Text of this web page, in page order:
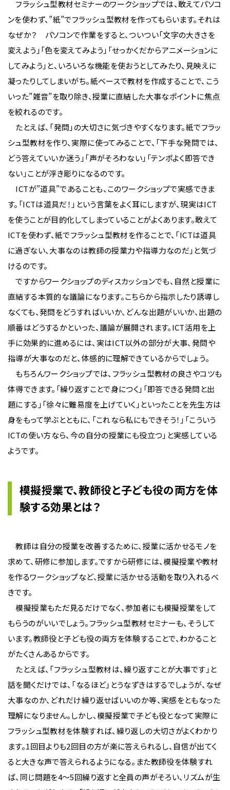
フラッシュ型教材セミナーのワークショップでは、敢えてパソコ
ンを使わず、”紙”でフラッシュ型教材を作ってもらいます。それは
なぜか？ パソコンで作業をすると、ついつい「文字の大きさを
変えよう」「色を変えてみよう」「せっかくだからアニメーションに
してみよう」と、いろいろな機能を使おうとしてみたり、見映えに
凝ったりしてしまいがち。紙ベースで教材を作成することで、こう
いった”雑音”を取り除き、授業に直結した大事なポイントに焦点
を絞れるのです。
たとえば、「発問」の大切さに気づきやすくなります。紙でフラッ
シュ型教材を作り、実際に使ってみることで、「下手な発問では、
どう答えていいか迷う」「声がそろわない」「テンポよく即答でき
ない」ことが浮き彫りになるのです。
ICTが”道具”であることも、このワークショップで実感できま
す。「ICTは道具だ！」という言葉をよく耳にしますが、現実はICT
を使うことが目的化してしまっていることがよくあります。敢えて
ICTを使わず、紙でフラッシュ型教材を作ることで、「ICTは道具
に過ぎない、大事なのは教師の授業力や指導力なのだ」と気づ
けるのです。
ですからワークショップのディスカッションでも、自然と授業に
直結する本質的な議論になります。こちらから指示したり誘導し
なくても、発問をどうすればいいか、どんな出題がいいか、出題の
順番はどうするかといった、議論が展開されます。ICT活用を上
手に効果的に進めるには、実はICT以外の部分が大事、発問や
指導が大事なのだと、体感的に理解できているからでしょう。
もちろんワークショップでは、フラッシュ型教材の良さやコツも
体得できます。「繰り返すことで身につく」「即答できる発問と出
題にする」「徐々に難易度を上げていく」といったことを先生方は
身をもって学ぶとともに、「これなら私にもできそう！」「こういう
ICTの使い方なら、今の自分の授業にも役立つ」と実感している
ようです。
模擬授業で、教師役と子ども役の両方を体
験する効果とは？
教師は自分の授業を改善するために、授業に活かせるモノを
求めて、研修に参加します。ですから研修には、模擬授業や教材
を作るワークショップなど、授業に活かせる活動を取り入れるべ
きです。
模擬授業もただ見るだけでなく、参加者にも模擬授業をして
もらうのがいいでしょう。フラッシュ型教材セミナーも、そうして
います。教師役と子ども役の両方を体験することで、わかること
がたくさんあるからです。
たとえば、「フラッシュ型教材は、繰り返すことが大事です」と
話を聞くだけでは、「なるほど」とうなずきはするでしょうが、なぜ
大事なのか、どれだけ繰り返せばいいのか等、実感をともなった
理解になりません。しかし、模擬授業で子ども役となって実際に
フラッシュ型教材を体験すれば、繰り返しの大切さがよくわかり
ます。1回目よりも2回目の方が楽に答えられるし、自信が出てく
ると大きな声で答えられるようになる。また教師役を体験すれ
ば、同じ問題を4～5回繰り返すと全員の声がそろい、リズムが生